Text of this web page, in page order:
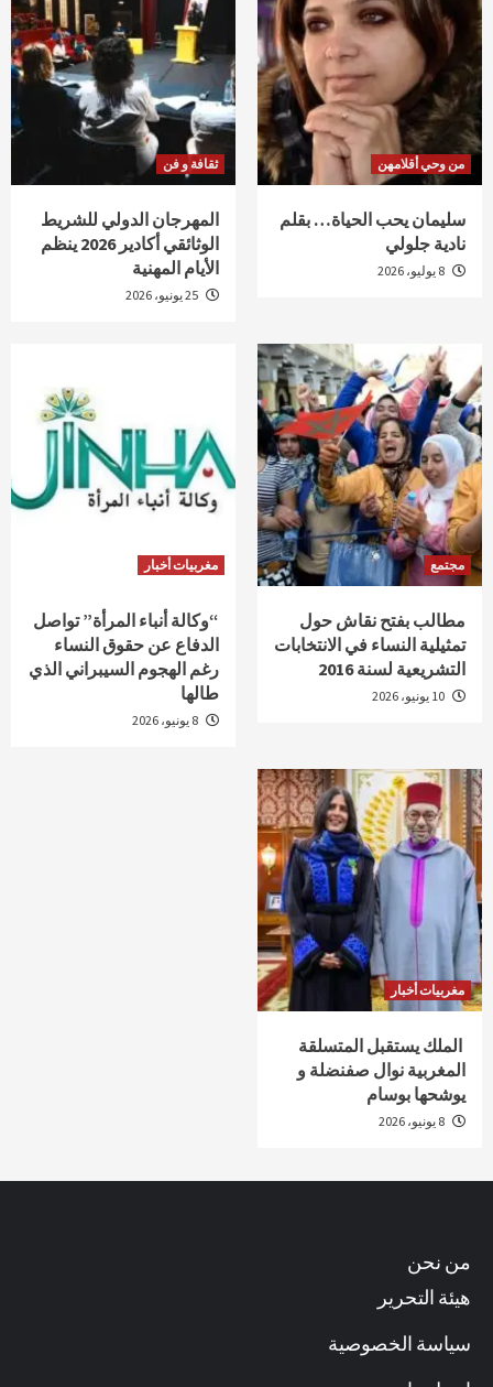
من وحي أقلامهن
سليمان يحب الحياة… بقلم
نادية جلولي
ثقافة و فن
المهرجان الدولي للشريط
الوثائقي أكادير 2026 ينظم
الأيام المهنية
مجتمع
مطالب بفتح نقاش حول
تمثيلية النساء في الانتخابات
التشريعية لسنة 2016
مغربيات أخبار
“وكالة أنباء المرأة” تواصل
الدفاع عن حقوق النساء
رغم الهجوم السيبراني الذي
طالها
مغربيات أخبار
الملك يستقبل المتسلقة
المغربية نوال صفنضلة و
يوشحها بوسام
من نحن
هيئة التحرير
سياسة الخصوصية